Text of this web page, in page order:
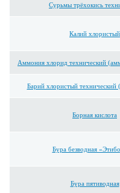
Сурьмы трёхокись
Калий хлористый
Аммония хлорид технический
Барий хлористый технический
Борная кислота
Бура безводная
Бура пятиводная